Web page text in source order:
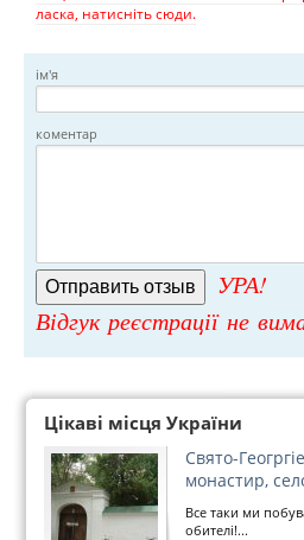
ласка, натисніть сюди.
ім'я
коментар
УРА!
Відгук реєстрації не
Цікаві місця України
Свято-
монастир,
Все таки ми
обителі!...